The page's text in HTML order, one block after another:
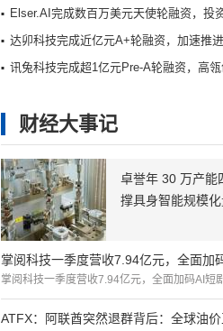
Elser.AI完成数百万美元天使轮融资，投
达卯科技完成近亿元A+轮融资，加速推
财经大事记
卓誉年 30 万产能
撑具身智能规模
掌阅科技一季度营收7.94亿元，全面加
掌阅科技一季度营收7.94亿元，全面加码AI短剧
ATFX：阿联酋突然退群背后：全球油